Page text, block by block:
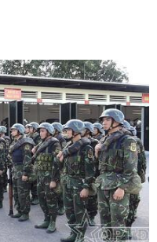
tốt diễn tập chiến
kỹ năng